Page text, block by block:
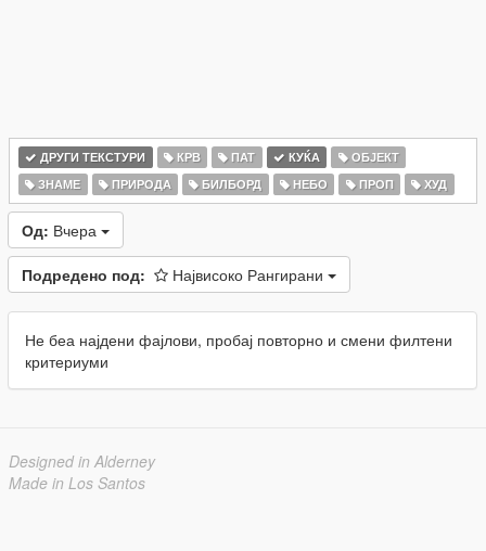
ДРУГИ ТЕКСТУРИ КРВ ПАТ КУЌА
ОБЈЕКТ
ЗНАМЕ
ПРИРОДА БИЛБОРД НЕБО ПРОП ХУД
Од: Вчера
Подредено под: Највисоко Рангирани
Не беа најдени фајлови, пробај повторно и смени филтени
критериуми
Designed in Alderney
Made in Los Santos